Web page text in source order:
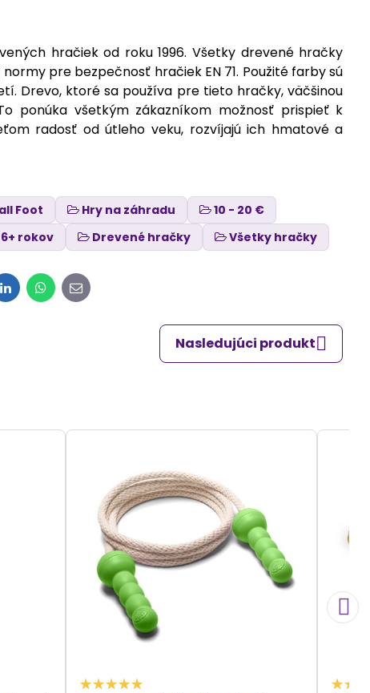
hračiek od roku 1996. Všetky drevené hračky
pre bezpečnosť hračiek EN 71. Použité farby sú
Drevo, ktoré sa používa pre tieto hračky, väčšinou
ponúka všetkým zákazníkom možnosť prispieť k
radosť od útleho veku, rozvíjajú ich hmatové a
Foot Hry na záhradu
10 - 20 €
6+ rokov Drevené hračky Všetky hračky
LinkedInWhatsApp
E-
mail
Nasledujúci produkt